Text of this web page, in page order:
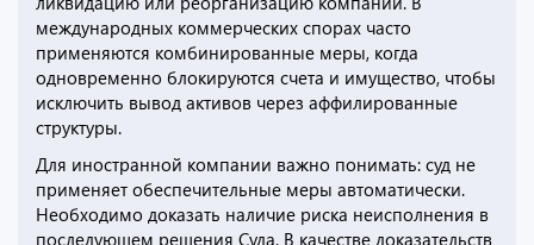
международных коммерческих спорах часто
применяются комбинированные меры, когда
одновременно блокируются счета и имущество, чтобы
исключить вывод активов через аффилированные
структуры.
Для иностранной компании важно понимать: суд не
применяет обеспечительные меры автоматически.
Необходимо доказать наличие риска неисполнения в
последующем решения Суда. В качестве доказательств